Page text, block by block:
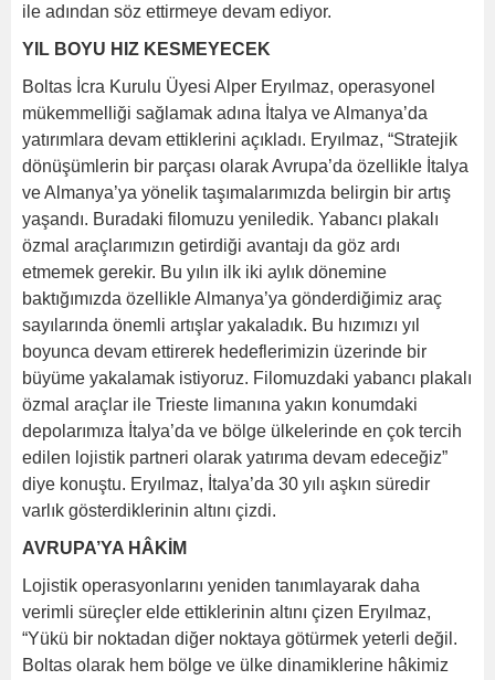
ile adından söz ettirmeye devam ediyor.
YIL BOYU HIZ KESMEYECEK
Boltas İcra Kurulu Üyesi Alper Eryılmaz, operasyonel
mükemmelliği sağlamak adına İtalya ve Almanya’da
yatırımlara devam ettiklerini açıkladı. Eryılmaz, “Stratejik
dönüşümlerin bir parçası olarak Avrupa’da özellikle İtalya
ve Almanya’ya yönelik taşımalarımızda belirgin bir artış
yaşandı. Buradaki filomuzu yeniledik. Yabancı plakalı
özmal araçlarımızın getirdiği avantajı da göz ardı
etmemek gerekir. Bu yılın ilk iki aylık dönemine
baktığımızda özellikle Almanya’ya gönderdiğimiz araç
sayılarında önemli artışlar yakaladık. Bu hızımızı yıl
boyunca devam ettirerek hedeflerimizin üzerinde bir
büyüme yakalamak istiyoruz. Filomuzdaki yabancı plakalı
özmal araçlar ile Trieste limanına yakın konumdaki
depolarımıza İtalya’da ve bölge ülkelerinde en çok tercih
edilen lojistik partneri olarak yatırıma devam edeceğiz”
diye konuştu. Eryılmaz, İtalya’da 30 yılı aşkın süredir
varlık gösterdiklerinin altını çizdi.
AVRUPA’YA HÂKİM
Lojistik operasyonlarını yeniden tanımlayarak daha
verimli süreçler elde ettiklerinin altını çizen Eryılmaz,
“Yükü bir noktadan diğer noktaya götürmek yeterli değil.
Boltas olarak hem bölge ve ülke dinamiklerine hâkimiz